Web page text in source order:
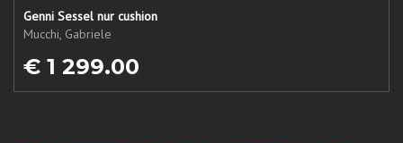
Genni Sessel nur cushion
Mucchi, Gabriele
€ 1 299.00